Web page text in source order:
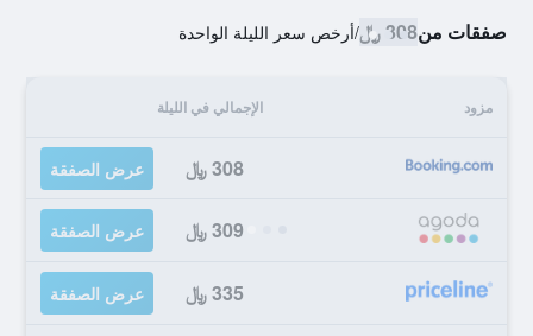
صفقات من308 ﷼ /أرخص سعر الليلة الواحدة
مزود الإجمالي في الليلة
308 ﷼ عرض الصفقة
309 ﷼ عرض الصفقة
335 ﷼ عرض الصفقة